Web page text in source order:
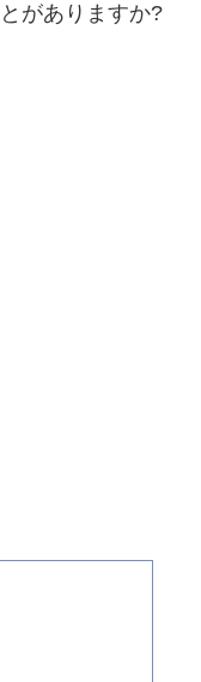
がありますか?